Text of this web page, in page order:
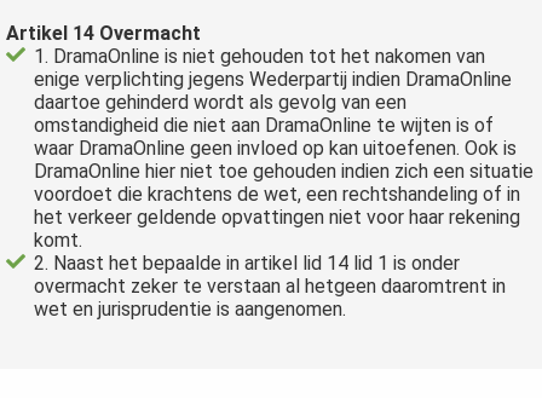
Artikel 14 Overmacht
1. DramaOnline is niet gehouden tot het nakomen van
enige verplichting jegens Wederpartij indien DramaOnline
daartoe gehinderd wordt als gevolg van een
omstandigheid die niet aan DramaOnline te wijten is of
waar DramaOnline geen invloed op kan uitoefenen. Ook is
DramaOnline hier niet toe gehouden indien zich een situatie
voordoet die krachtens de wet, een rechtshandeling of in
het verkeer geldende opvattingen niet voor haar rekening
komt.
2. Naast het bepaalde in artikel lid 14 lid 1 is onder
overmacht zeker te verstaan al hetgeen daaromtrent in
wet en jurisprudentie is aangenomen.